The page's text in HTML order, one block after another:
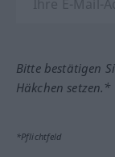
Bitte bestätigen
Häkchen setzen.*
*Pflichtfeld